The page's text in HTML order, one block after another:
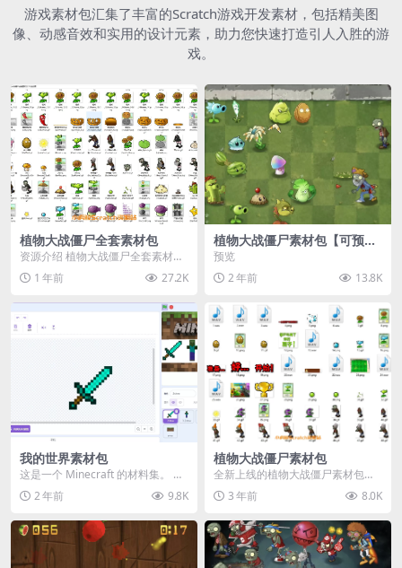
游戏素材包汇集了丰富的Scratch游戏开发素材，包括精美图
像、动感音效和实用的设计元素，助力您快速打造引人入胜的游
戏。
植物大战僵尸全套素材包
资源介绍 植物大战僵尸全套素材
包，包含227个丰富多样的素材，
涵盖角色、背景、动...
1 年前 27.2K
植物大战僵尸素材包【可预
览】
预览
2 年前
13.8K
我的世界素材包
这是一个 Minecraft 的材料集。 操
作方法如下： 工具 → 右箭头 怪物...
2 年前 9.8K
植物大战僵尸素材包
全新上线的植物大战僵尸素材包，
内含48个精选资源，涵盖角色、场
景、音效等多样内容...
3 年前 8.0K